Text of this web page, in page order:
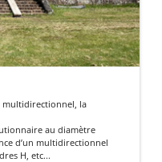
multidirectionnel, la
au diamètre
d’un multidirectionnel
H, etc...